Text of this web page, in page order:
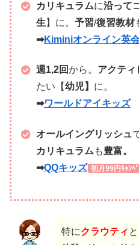
カリキュラムに沿って
生 】に。 予習/復習教材
➡Kiminiオンライン英
週1,2回から。 アクティ
たい【幼児】 に。
➡ワールドアイキッズ
オールイングリッシュ
カリキュラム も豊富。
➡QQキッズ 初月99円ｷｬﾝﾍ
特にクラウティ と